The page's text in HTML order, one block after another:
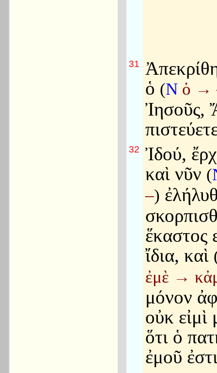
31
ὁ (N ὁ →
Ἰησοῦς,
32
Ἰδού,
καὶ νῦν (
–)
ἕκαστος
ἴδια, καὶ
ἐμὲ →
μόνον
οὐκ εἰμὶ
ὅτι ὁ
ἐμοῦ